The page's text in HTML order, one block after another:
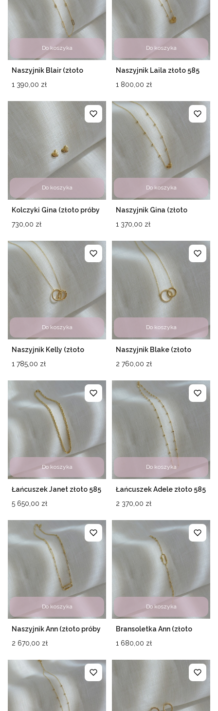
Do koszyka
Naszyjnik Blair (złoto
Cena
1 390,00 zł
Do koszyka
Naszyjnik Laila złoto 585
Cena
1 800,00 zł
Do koszyka
Kolczyki Gina (złoto próby
Cena
730,00 zł
Do koszyka
Naszyjnik Gina (złoto
Cena
1 370,00 zł
Do koszyka
Naszyjnik Kelly (złoto
Cena
1 785,00 zł
Do koszyka
Naszyjnik Blake (złoto
Cena
2 760,00 zł
Do koszyka
Łańcuszek Janet złoto 585
Cena
5 650,00 zł
Do koszyka
Łańcuszek Adele złoto 585
Cena
2 370,00 zł
Do koszyka
Naszyjnik Ann (złoto próby
Cena
2 670,00 zł
Do koszyka
Bransoletka Ann (złoto
Cena
1 680,00 zł